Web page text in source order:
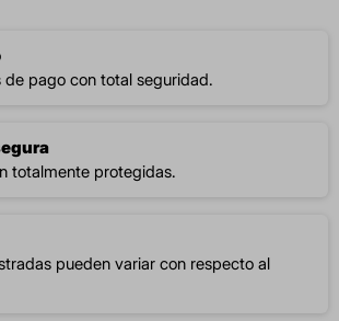
de pago con total seguridad.
totalmente protegidas.
pueden variar con respecto al